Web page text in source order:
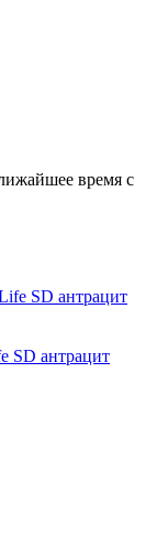
время с
SD антрацит